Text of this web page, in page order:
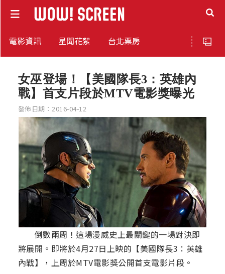
電影資訊 星聞花絮 台北票房
女巫登場！【美國隊長3：英雄內
戰】首支片段於MTV電影獎曝光
發佈日期：2016-04-12
倒數兩周！這場漫威史上最關鍵的一場對決即
將展開。即將於4月27日上映的【美國隊長3：英雄
內戰】，上周於MTV電影獎公開首支電影片段。